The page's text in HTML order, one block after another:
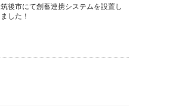
筑後市にて創蓄連携システムを設置し
ました！